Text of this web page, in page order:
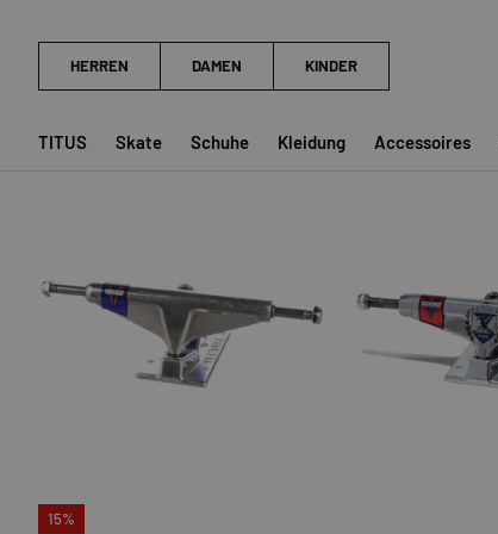
TITUS Skate Schuhe Kleidung Accessoires
15%